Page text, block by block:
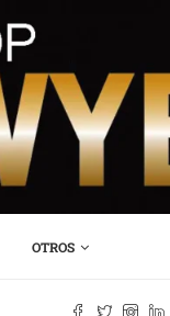
OTROS